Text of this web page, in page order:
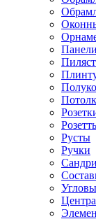
Русты
Ручки